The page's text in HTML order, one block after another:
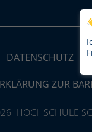
DATENSCHUTZ
ZUR
HOCHSCHULE